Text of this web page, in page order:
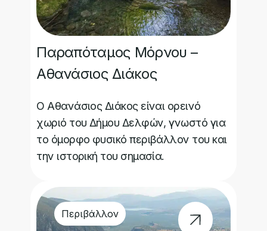
Παραπόταμος Μόρνου –
Αθανάσιος Διάκος
Ο Αθανάσιος Διάκος είναι ορεινό
χωριό του Δήμου Δελφών, γνωστό για
το όμορφο φυσικό περιβάλλον του και
την ιστορική του σημασία.
Περιβάλλον